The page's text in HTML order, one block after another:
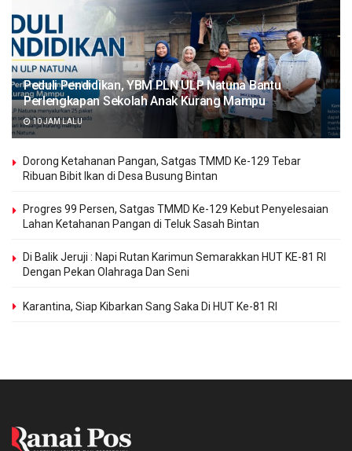
Peduli Pendidikan, YBM PLN ULP Natuna Bantu
Perlengkapan Sekolah Anak Kurang Mampu
10 JAM LALU
Dorong Ketahanan Pangan, Satgas TMMD Ke-129 Tebar
Ribuan Bibit Ikan di Desa Busung Bintan
Progres 99 Persen, Satgas TMMD Ke-129 Kebut Penyelesaian
Lahan Ketahanan Pangan di Teluk Sasah Bintan
Di Balik Jeruji : Napi Rutan Karimun Semarakkan HUT KE-81 RI
Dengan Pekan Olahraga Dan Seni
Karantina, Siap Kibarkan Sang Saka Di HUT Ke-81 RI